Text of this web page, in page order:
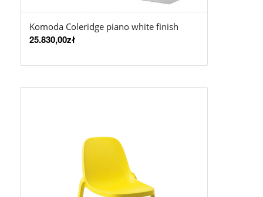
Komoda Coleridge piano white finish
25.830,00zł